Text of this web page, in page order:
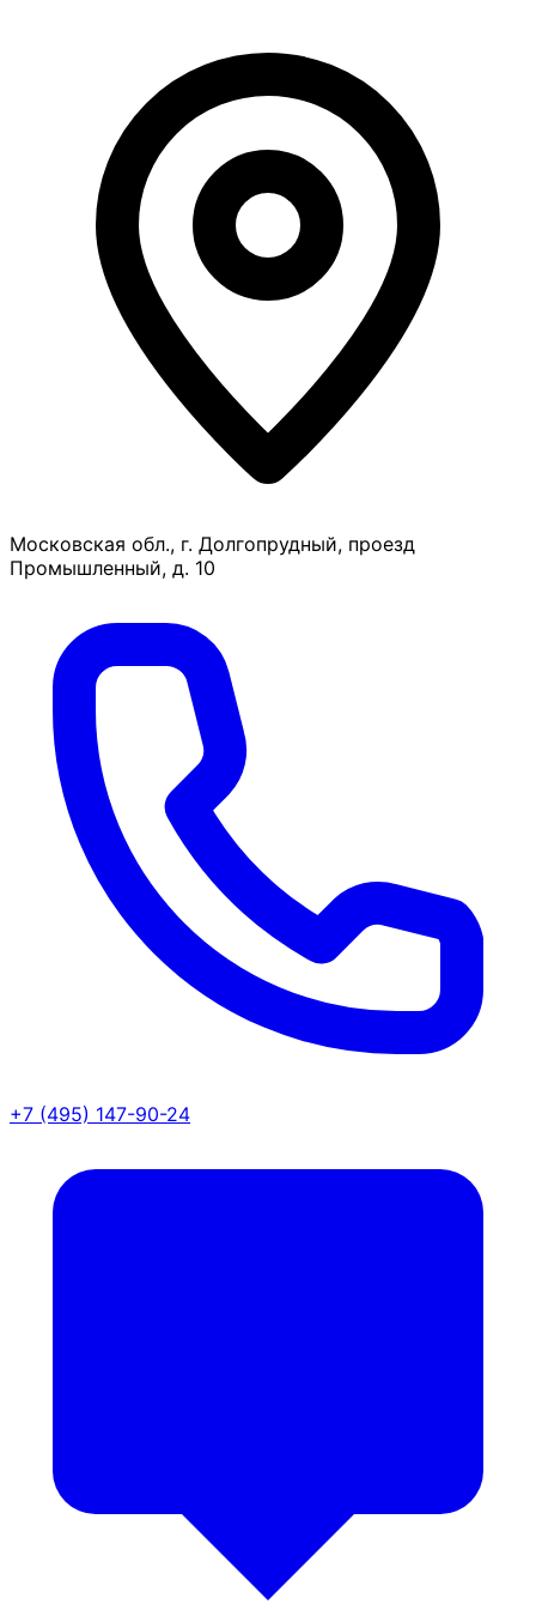
Московская обл., г. Долгопрудный, проезд
Промышленный, д. 10
+7 (495) 147-90-24